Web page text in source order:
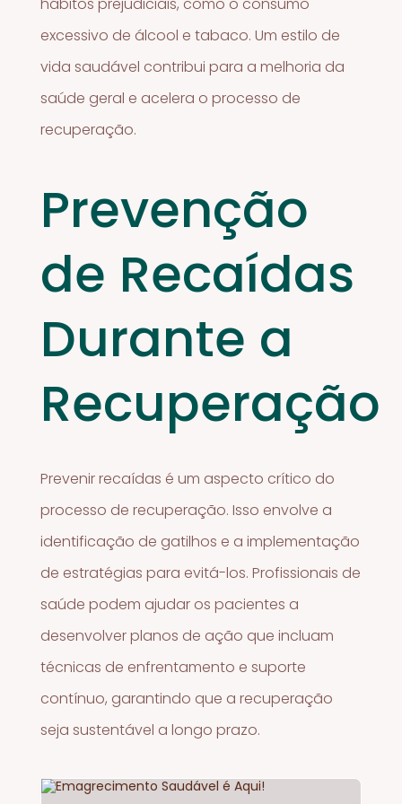
excessivo de álcool e tabaco. Um estilo de
vida saudável contribui para a melhoria da
saúde geral e acelera o processo de
recuperação.
Prevenção
de Recaídas
Durante a
Recuperação
Prevenir recaídas é um aspecto crítico do
processo de recuperação. Isso envolve a
identificação de gatilhos e a implementação
de estratégias para evitá-los. Profissionais de
saúde podem ajudar os pacientes a
desenvolver planos de ação que incluam
técnicas de enfrentamento e suporte
contínuo, garantindo que a recuperação
seja sustentável a longo prazo.